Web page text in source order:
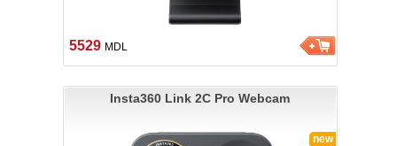
5529 MDL
new
Insta360 Link 2C Pro Webcam